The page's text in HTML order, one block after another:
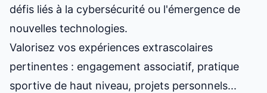
défis liés à la cybersécurité ou l'émergence de
nouvelles technologies.
Valorisez vos expériences extrascolaires
pertinentes : engagement associatif, pratique
sportive de haut niveau, projets personnels...